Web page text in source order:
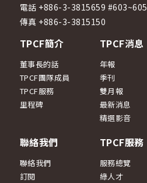
電話 +886-3-3815659 #603~605
傳真 +886-3-3815150
TPCF簡介
董事長的話
TPCF團隊成員
TPCF服務
里程碑
TPCF消息
年報
季刊
雙月報
最新消息
精選影音
TPCF服務
服務總覽
綠人才
聯絡我們
聯絡我們
訂閱